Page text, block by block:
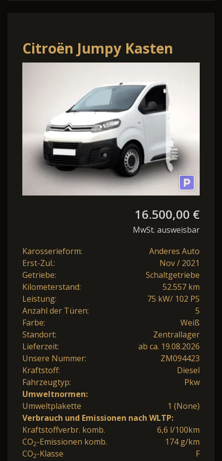
Citroën Jumpy Kasten
Club 1.5D*Temp PDC
MirrorLink Klima
16.500,00 €
MwSt. ausweisbar
Karosserieform:
Anderes Auto
Erst-Zul.:
Nov / 2021
Getriebe:
Schaltgetriebe
Kilometerstand:
52.557 km
Leistung:
75 kW/ 102 PS
Anzahl der Türen:
5
Farbe:
Weiß
Standort:
Zentrallager
Lieferzeit:
ab ca. 19.08.2026
Unsere Nummer:
ZM094423
Kraftstoff:
Diesel
Fahrzeugtyp:
Pkw
Umweltnormen:
Umweltplakette
1 (None)
Verbrauch und Emissionen nach WLTP:
Kraftstoffverbr. komb.
6,6 l/100km
CO2-Emissionen komb.
174 g/km
CO2-Klasse F